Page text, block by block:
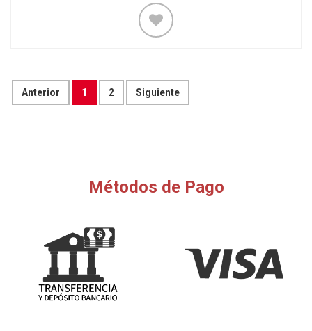
Anterior 1 2 Siguiente
Métodos de Pago